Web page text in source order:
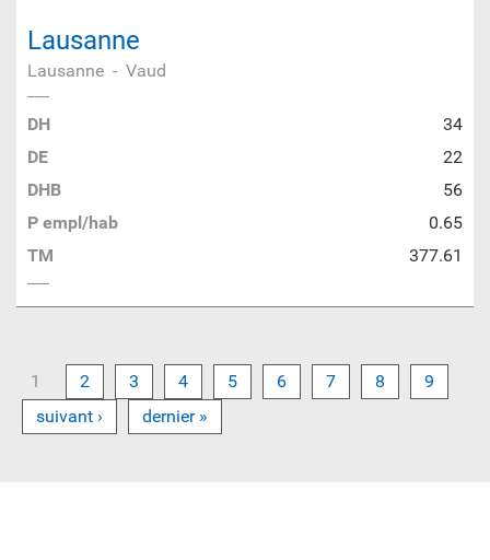
Lausanne
Lausanne - Vaud
DH
34
DE
22
DHB
56
P empl/hab
0.65
TM
377.61
1 2 3 4 5 6 7 8
9
suivant ›
dernier »